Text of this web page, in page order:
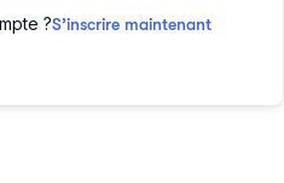
?S’inscrire maintenant